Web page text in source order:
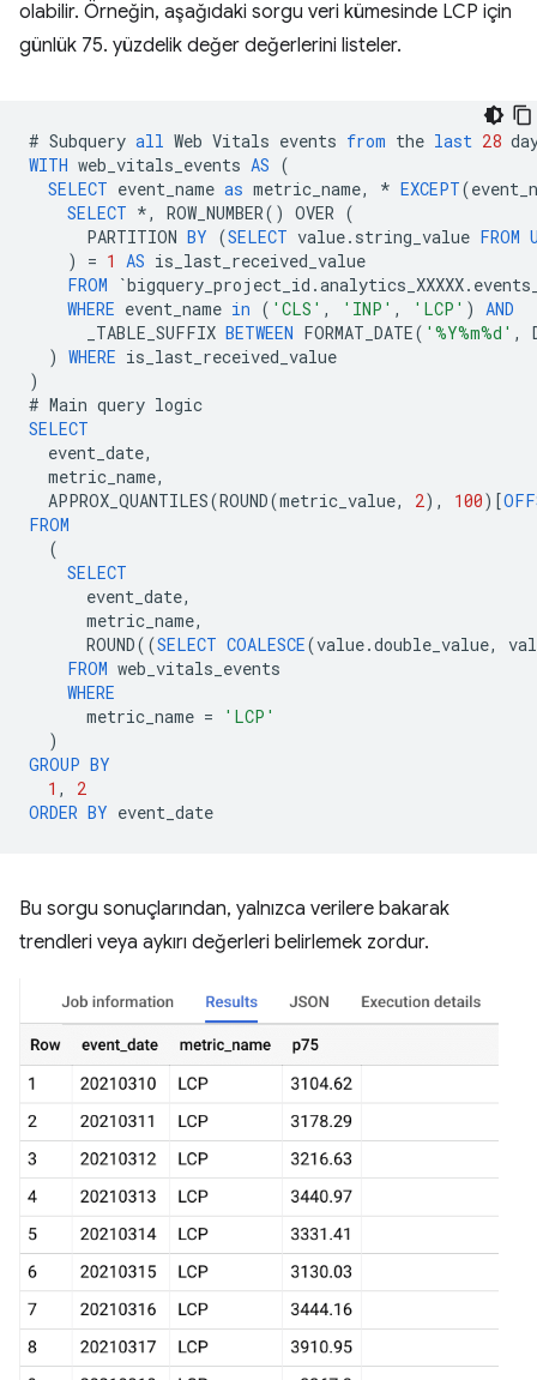
olabilir. Örneğin, aşağıdaki sorgu veri kümesinde LCP için
günlük 75. yüzdelik değer değerlerini listeler.
# Subquery all Web Vitals events from the last 28
WITH web_vitals_events AS (
SELECT event_name as metric_name, * EXCEPT(
SELECT *, ROW_NUMBER() OVER (
PARTITION BY (SELECT value. string_value FROM
)
= 1 AS is_last_received_value
FROM
`bigquery_project_id .analytics_XXXXX.
WHERE event_name in ( 'CLS' , 'INP' , 'LCP' ) AND
_TABLE_SUFFIX BETWEEN FORMAT_DATE( '%Y%m%d' ,
) WHERE is_last_received_value
)
# Main query logic
SELECT
event_date,
metric_name,
APPROX_QUANTILES(ROUND(metric_value, 2), 100)[
FROM
(
SELECT
event_date,
metric_name,
ROUND((SELECT COALESCE(value.double_value,
FROM web_vitals_events
WHERE
metric_name =
'LCP'
)
GROUP BY
1 ,
2
ORDER BY event_date
Bu sorgu sonuçlarından, yalnızca verilere bakarak
trendleri veya aykırı değerleri belirlemek zordur.